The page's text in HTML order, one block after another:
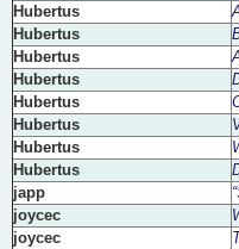
Hubertus
Hubertus
Hubertus
Hubertus
Hubertus
Hubertus
Hubertus
Hubertus
japp
joycec
joycec